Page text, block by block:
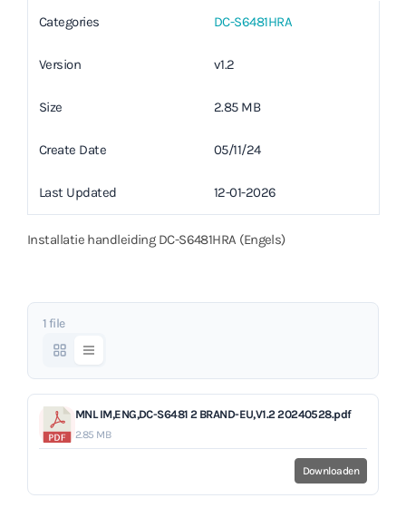
Categories DC-S6481HRA
Version v1.2
Size 2.85 MB
Create Date 05/11/24
Last Updated 12-01-2026
Installatie handleiding DC-S6481HRA (Engels)
1 file
MNL IM,ENG,DC-S6481 2 BRAND-EU,V1.2 20240528.pdf
2.85 MB
Downloaden